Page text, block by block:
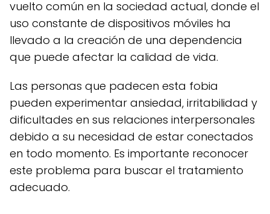
vuelto común en la sociedad actual, donde el
uso constante de dispositivos móviles ha
llevado a la creación de una dependencia
que puede afectar la calidad de vida.
Las personas que padecen esta fobia
pueden experimentar ansiedad, irritabilidad y
dificultades en sus relaciones interpersonales
debido a su necesidad de estar conectados
en todo momento. Es importante reconocer
este problema para buscar el tratamiento
adecuado.